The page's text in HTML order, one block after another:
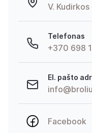
V.
Telefonas
+370 698
El. pašto
Facebook